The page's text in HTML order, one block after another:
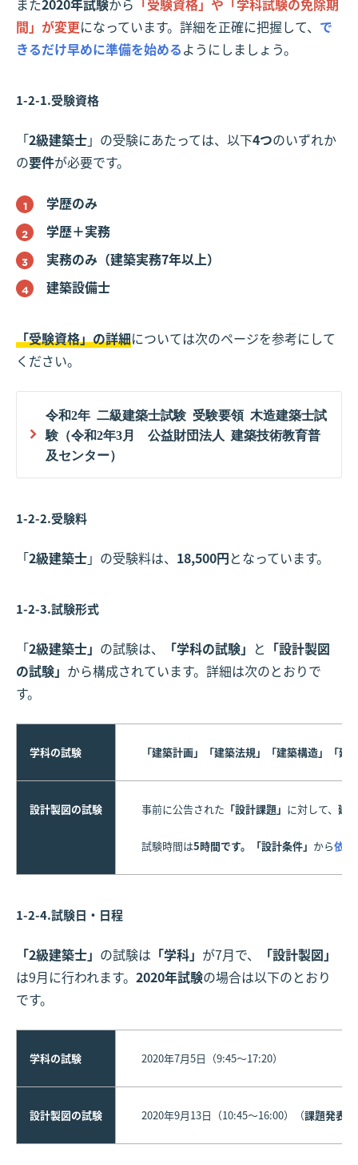
また2020年試験から 「受験資格」や「学科試験の免除期
間」が変更になっています。詳細を正確に把握して、 で
きるだけ早めに準備を始めるようにしましょう。
1-2-1.受験資格
「2級建築士」の受験にあたっては、以下4つのいずれか
の要件が必要です。
学歴のみ
学歴＋実務
実務のみ（建築実務7年以上）
建築設備士
「受験資格」の詳細については次のページを参考にして
ください。
令和2年 二級建築士試験 受験要領 木造建築士試
験（令和2年3月 公益財団法人 建築技術教育普
及センター）
1-2-2.受験料
「2級建築士」の受験料は、 18,500円となっています。
1-2-3.試験形式
「2級建築士」 の試験は、 「学科の試験」 と 「設計製図
の試験」 から構成されています。詳細は次のとおりで
す。
学科の試験 「建築計画」「建築法規」「建築構造」「建
設計製図の試験 事前に公告された 「設計課題」 に対して、 建
試験時間は5時間です。「設計条件」 から依頼
1-2-4.試験日・日程
「2級建築士」 の試験は 「学科」 が7月で、
「設計製図」
は9月に行われます。 2020年試験の場合は以下のとおり
です。
学科の試験 2020年7月5日（9:45〜17:20）
設計製図の試験 2020年9月13日（10:45〜16:00）（課題発表